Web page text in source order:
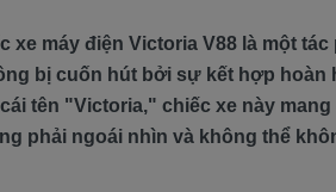
xe máy điện Victoria V88 là một
bị cuốn hút bởi sự kết hợp hoàn
tên "Victoria," chiếc xe này
phải ngoái nhìn và không thể